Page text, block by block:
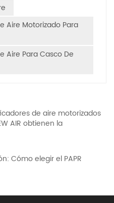
Aire Motorizado Para
Aire Para Casco De
de aire motorizados
AIR obtienen la
Cómo elegir el PAPR